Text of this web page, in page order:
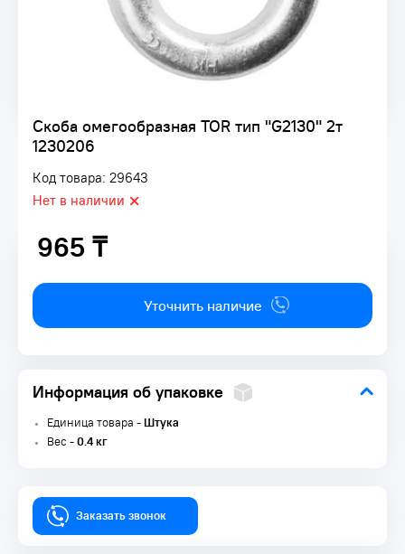
Скоба омегообразная TOR тип "G2130" 2т
1230206
Код товара: 29643
Нет в наличии
965 ₸
965 ₸
Уточнить наличие
Информация об упаковке
Единица товара -Штука
Вес -0.4 кг
Заказать звонок